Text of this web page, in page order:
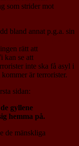
som strider mot
bland annat p.g.a. sin
rätt att
kan se att
inte ska få asyl i
är terrorister.
sidan:
gyllene
hemma på.
de mänskliga